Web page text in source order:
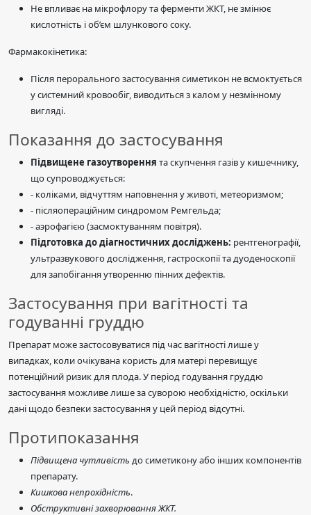
Не впливає на мікрофлору та ферменти ЖКТ, не змінює
кислотність і об’єм шлункового соку.
Фармакокінетика:
Після перорального застосування симетикон не всмоктується
у системний кровообіг, виводиться з калом у незмінному
вигляді.
Показання до застосування
Підвищене газоутворення та скупчення газів у кишечнику,
що супроводжується:
- коліками, відчуттям наповнення у животі, метеоризмом;
- післяопераційним синдромом Ремгельда;
- аэрофагією (засмоктуванням повітря).
Підготовка до діагностичних досліджень: рентгенографії,
ультразвукового дослідження, гастроскопії та дуоденоскопії
для запобігання утворенню пінних дефектів.
Застосування при вагітності та
годуванні груддю
Препарат може застосовуватися під час вагітності лише у
випадках, коли очікувана користь для матері перевищує
потенційний ризик для плода. У період годування груддю
застосування можливе лише за суворою необхідністю, оскільки
дані щодо безпеки застосування у цей період відсутні.
Протипоказання
Підвищена чутливість до симетикону або інших компонентів
препарату.
Кишкова непрохідність.
Обструктивні захворювання ЖКТ.